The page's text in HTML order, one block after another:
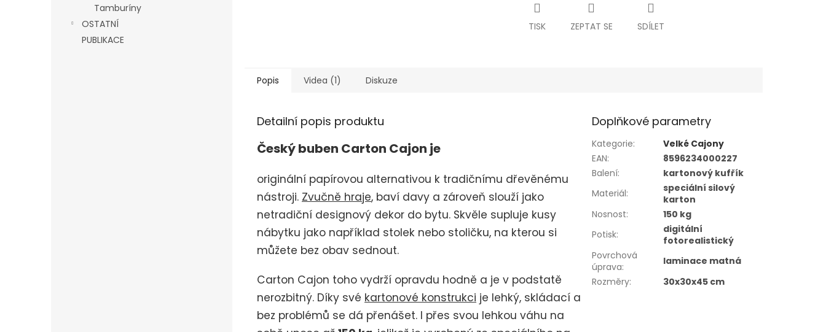
Tamburíny
OSTATNÍ
PUBLIKACE
TISK ZEPTAT SE SDÍLET
Popis Videa (1) Diskuze
Detailní popis produktu
Český buben Carton Cajon je
originální papírovou alternativou k tradičnímu dřevěnému
nástroji. Zvučně hraje, baví davy a zároveň slouží jako
netradiční designový dekor do bytu. Skvěle supluje kusy
nábytku jako například stolek nebo stoličku, na kterou si
můžete bez obav sednout.
Carton Cajon toho vydrží opravdu hodně a je v podstatě
nerozbitný. Díky své kartonové konstrukci je lehký, skládací a
bez problémů se dá přenášet. I přes svou lehkou váhu na
Doplňkové parametry
Kategorie:
Velké Cajony
EAN:
8596234000227
Balení:
kartonový kufřík
Materiál:
speciální silový
karton
Nosnost:
150 kg
Potisk:
digitální
fotorealistický
Povrchová
úprava:
laminace matná
Rozměry: 30x30x45 cm